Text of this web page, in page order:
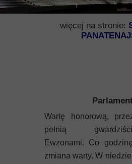
więcej na stronie:
Wartę honorową,
pełnią
Ewzonami. Co
zmiana warty. W